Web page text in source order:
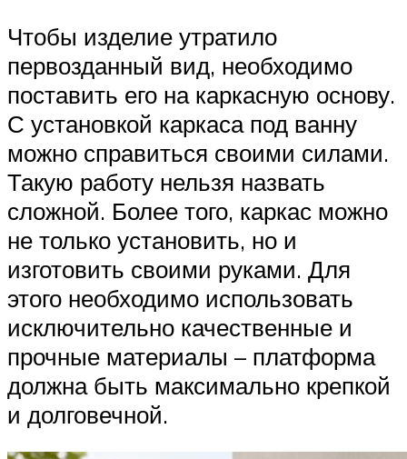
Чтобы изделие утратило
первозданный вид, необходимо
поставить его на каркасную основу.
С установкой каркаса под ванну
можно справиться своими силами.
Такую работу нельзя назвать
сложной. Более того, каркас можно
не только установить, но и
изготовить своими руками. Для
этого необходимо использовать
исключительно качественные и
прочные материалы – платформа
должна быть максимально крепкой
и долговечной.